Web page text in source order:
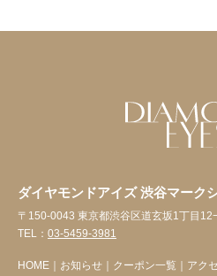
ダイヤモンドアイズ 渋谷マーク
〒150-0043 東京都渋谷区道玄坂1丁目
TEL： 03-5459-3981
HOME ｜ お知らせ ｜ クーポン一覧 ｜ アク